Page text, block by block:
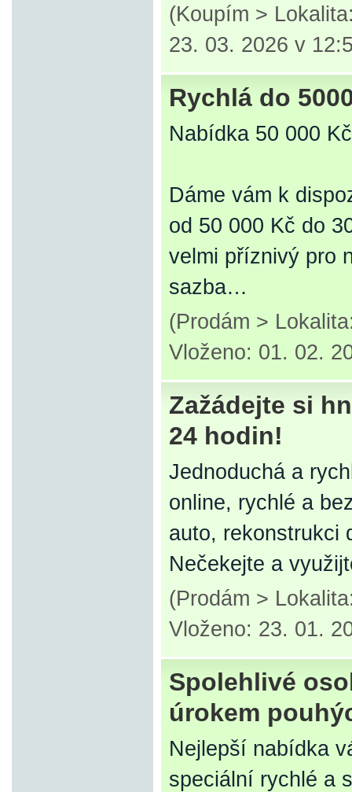
(Koupím >
23. 03. 2026 v
Rychlá do
Nabídka 50 000
Dáme vám k
od 50 000 Kč do
velmi příznivý pro
sazba…
(Prodám >
Vloženo: 01. 02.
Zažádejte si
24 hodin!
Jednoduchá a
online, rychlé a
auto, rekonstrukci
Nečekejte a
(Prodám >
Vloženo: 23. 01.
Spolehlivé
úrokem
Nejlepší nabídka
speciální rychlé a